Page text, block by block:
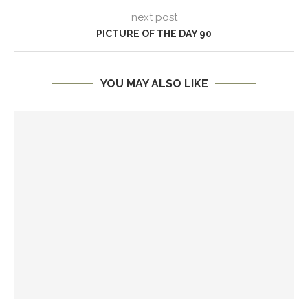
next post
PICTURE OF THE DAY 90
YOU MAY ALSO LIKE